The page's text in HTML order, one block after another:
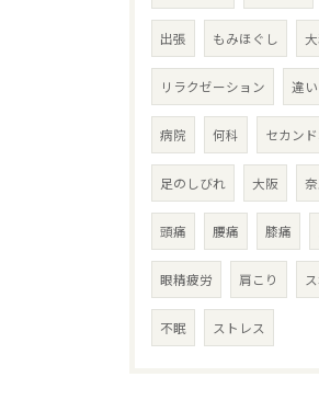
出張 もみほぐし
リラクゼーション 違い
病院 何科 セカン
足のしびれ 大阪
頭痛 腰痛 膝痛
眼精疲労 肩こり
不眠 ストレス